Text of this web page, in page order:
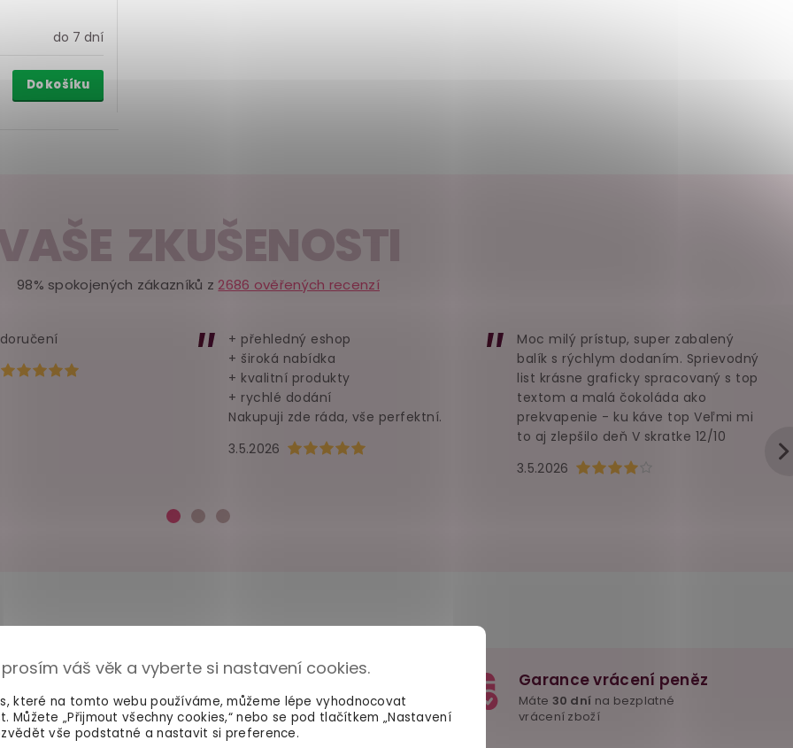
váš věk a vyberte si nastavení cookies.
které na tomto webu používáme, můžeme lépe vyhodnocovat
Můžete „Přijmout všechny cookies,“ nebo se pod tlačítkem „Nastavení
vše podstatné a nastavit si preference.
do 7 dní
Do košíku
ZKUŠENOSTI
98% spokojených zákazníků z2686 ověřených recenzí
Hodnocení obchodu je 5 z 5 hvězdiček.
Hodnocení obchodu je 5 z 5 hvězdiček.
3.5.2026
+ přehledný eshop
+ široká nabídka
+ kvalitní produkty
+ rychlé dodání
Nakupuji zde ráda, vše perfektní.
Hodnocení obchodu je 4 z 5
3.5.2026
Moc milý prístup, super zabalený
balík s rýchlym dodaním. Sprievodný
list krásne graficky spracovaný s top
textom a malá čokoláda ako
prekvapenie - ku káve top Veľmi mi
to aj zlepšilo deň V skratke 12/10
100% diskrétní balení
Nikdo nepozná, co jste si
objednali. Mrkněte,jak vypadá
balíček.
Dodání do 2. dne
Na rychlosti záleží! Vše důležité
máme skladem a okamžitě
odesíláme.
Garance vrácení peněz
Máte 30 dní na bezplatné
vrácení zboží